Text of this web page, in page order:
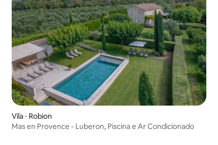
Vila ⋅ Robion
Mas en Provence - Luberon, Piscina e Ar Condicionado